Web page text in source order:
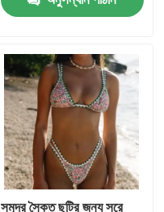
সমুদ্র সৈকত ছুটির জন্য সরে